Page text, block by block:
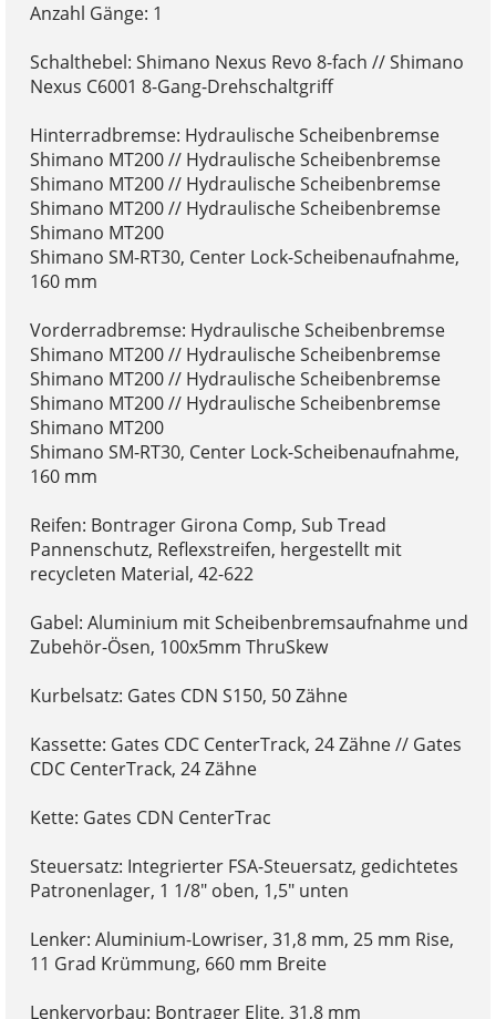
Anzahl Gänge: 1
Schalthebel: Shimano Nexus Revo 8-fach // Shimano
Nexus C6001 8-Gang-Drehschaltgriff
Hinterradbremse: Hydraulische Scheibenbremse
Shimano MT200 // Hydraulische Scheibenbremse
Shimano MT200 // Hydraulische Scheibenbremse
Shimano MT200 // Hydraulische Scheibenbremse
Shimano MT200
Shimano SM-RT30, Center Lock-Scheibenaufnahme,
160 mm
Vorderradbremse: Hydraulische Scheibenbremse
Shimano MT200 // Hydraulische Scheibenbremse
Shimano MT200 // Hydraulische Scheibenbremse
Shimano MT200 // Hydraulische Scheibenbremse
Shimano MT200
Shimano SM-RT30, Center Lock-Scheibenaufnahme,
160 mm
Reifen: Bontrager Girona Comp, Sub Tread
Pannenschutz, Reflexstreifen, hergestellt mit
recycleten Material, 42-622
Gabel: Aluminium mit Scheibenbremsaufnahme und
Zubehör-Ösen, 100x5mm ThruSkew
Kurbelsatz: Gates CDN S150, 50 Zähne
Kassette: Gates CDC CenterTrack, 24 Zähne // Gates
CDC CenterTrack, 24 Zähne
Kette: Gates CDN CenterTrac
Steuersatz: Integrierter FSA-Steuersatz, gedichtetes
Patronenlager, 1 1/8" oben, 1,5" unten
Lenker: Aluminium-Lowriser, 31,8 mm, 25 mm Rise,
11 Grad Krümmung, 660 mm Breite
Lenkervorbau: Bontrager Elite, 31,8 mm